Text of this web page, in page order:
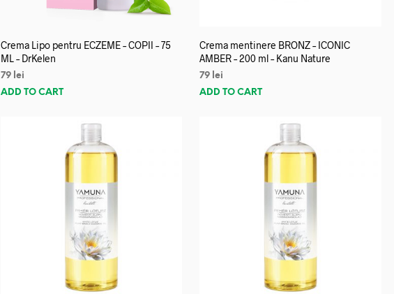
Crema Lipo pentru ECZEME – COPII – 75
ML – DrKelen
79 lei
ADD TO CART
Crema mentinere BRONZ – ICONIC
AMBER – 200 ml – Kanu Nature
79 lei
ADD TO CART